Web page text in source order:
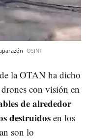
OSINT
la OTAN ha dicho
con visión en
de alrededor
destruidos en los
son lo